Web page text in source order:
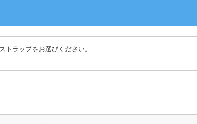
トラップをお選びください。